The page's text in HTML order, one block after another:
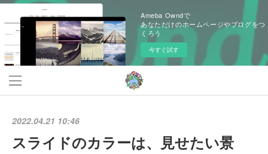
Ameba Owndで
あなただけのホームページやブログをつ
くろう
今すぐ試す
2022.04.21 10:46
スライドのカラーは、見せたい景